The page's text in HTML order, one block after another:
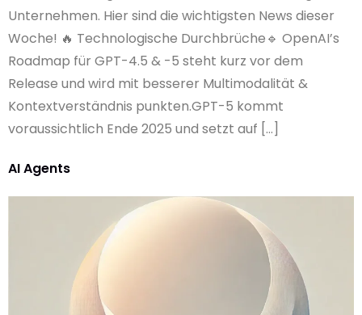
Unternehmen. Hier sind die wichtigsten News dieser
Woche! 🔥 Technologische Durchbrüche🔹 OpenAI’s
Roadmap für GPT-4.5 & -5 steht kurz vor dem
Release und wird mit besserer Multimodalität &
Kontextverständnis punkten.GPT-5 kommt
voraussichtlich Ende 2025 und setzt auf […]
AI Agents